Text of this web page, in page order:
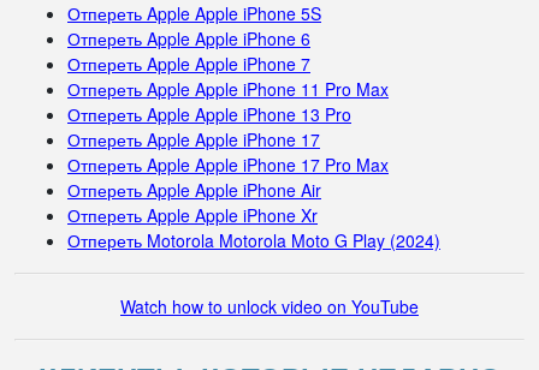
Отпереть Apple Apple iPhone 5S
Отпереть Apple Apple iPhone 6
Отпереть Apple Apple iPhone 7
Отпереть Apple Apple iPhone 11 Pro Max
Отпереть Apple Apple iPhone 13 Pro
Отпереть Apple Apple iPhone 17
Отпереть Apple Apple iPhone 17 Pro Max
Отпереть Apple Apple iPhone Air
Отпереть Apple Apple iPhone Xr
Отпереть Motorola Motorola Moto G Play (2024)
Watch how to unlock video on YouTube